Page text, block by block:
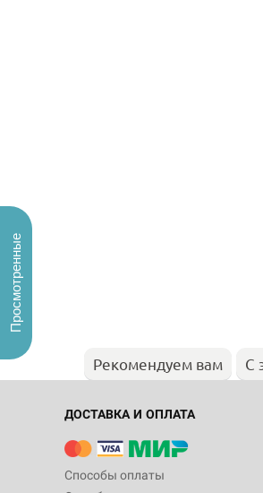
Рекомендуем вам С
ДОСТАВКА И ОПЛАТА
Способы оплаты
Просмотренные